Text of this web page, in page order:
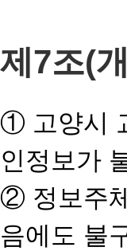
제7조(
① 고양시
인정보가
② 정보주
음에도 불